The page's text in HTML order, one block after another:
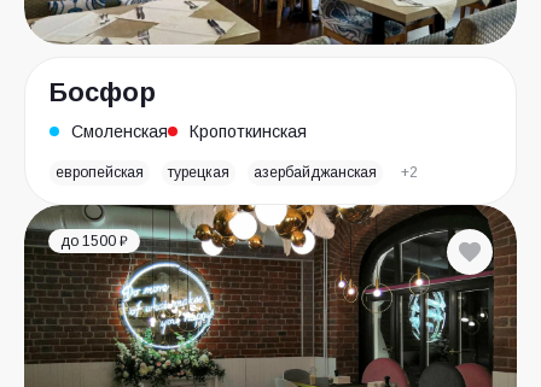
Босфор
Смоленская Кропоткинская
европейская турецкая азербайджанская +2
до 1500 ₽